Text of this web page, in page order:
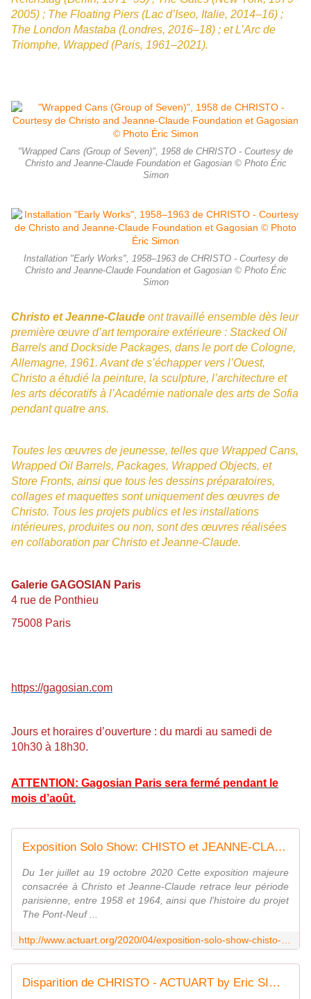
2005) ; The Floating Piers (Lac d’Iseo, Italie, 2014–16) ;
The London Mastaba (Londres, 2016–18) ; et L’Arc de
Triomphe, Wrapped (Paris, 1961–2021).
"Wrapped Cans (Group of Seven)", 1958 de CHRISTO - Courtesy de
Christo and Jeanne-Claude Foundation et Gagosian © Photo Éric
Simon
Installation "Early Works", 1958–1963 de CHRISTO - Courtesy de
Christo and Jeanne-Claude Foundation et Gagosian © Photo Éric
Simon
Christo et Jeanne-Claude ont travaillé ensemble dès leur
première œuvre d’art temporaire extérieure : Stacked Oil
Barrels and Dockside Packages, dans le port de Cologne,
Allemagne, 1961. Avant de s’échapper vers l’Ouest,
Christo a étudié la peinture, la sculpture, l’architecture et
les arts décoratifs à l’Académie nationale des arts de Sofia
pendant quatre ans.
Toutes les œuvres de jeunesse, telles que Wrapped Cans,
Wrapped Oil Barrels, Packages, Wrapped Objects, et
Store Fronts, ainsi que tous les dessins préparatoires,
collages et maquettes sont uniquement des œuvres de
Christo. Tous les projets publics et les installations
intérieures, produites ou non, sont des œuvres réalisées
en collaboration par Christo et Jeanne-Claude.
Galerie GAGOSIAN Paris
4 rue de Ponthieu
75008 Paris
https://gagosian.com
Jours et horaires d’ouverture : du mardi au samedi de
10h30 à 18h30.
ATTENTION: Gagosian Paris sera fermé pendant le
mois d’août.
Exposition Solo Show: CHISTO et JEANNE-CLAUDE " Paris ! " - ACTUART by Eric SIMON
Du 1er juillet au 19 octobre 2020 Cette exposition majeure
consacrée à Christo et Jeanne-Claude retrace leur période
parisienne, entre 1958 et 1964, ainsi que l'histoire du projet
The Pont-Neuf ...
Disparition de CHRISTO - ACTUART by Eric SIMON